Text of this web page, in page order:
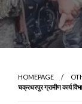
HOMEPAGE
चक्रधरपुर ग्रामीण कार्य